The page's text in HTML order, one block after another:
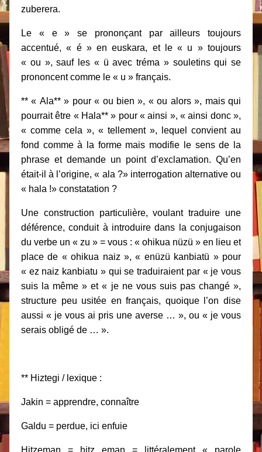
zuberera.
Le « e » se prononçant par ailleurs toujours
accentué, « é » en euskara, et le « u » toujours
« ou », sauf les « ü avec tréma » souletins qui se
prononcent comme le « u » français.
** « Ala** » pour « ou bien », « ou alors », mais qui
pourrait être « Hala** » pour « ainsi », « ainsi donc »,
« comme cela », « tellement », lequel convient au
fond comme à la forme mais modifie le sens de la
phrase et demande un point d’exclamation. Qu’en
était-il à l’origine, « ala ?» interrogation alternative ou
« hala !» constatation ?
Une construction particulière, voulant traduire une
déférence, conduit à introduire dans la conjugaison
du verbe un « zu » = vous : « ohikua nüzü » en lieu et
place de « ohikua naiz », « enüzü kanbiatü » pour
« ez naiz kanbiatu » qui se traduiraient par « je vous
suis la même » et « je ne vous suis pas changé »,
structure peu usitée en français, quoique l’on dise
aussi « je vous ai pris une averse … », ou « je vous
serais obligé de … ».
** Hiztegi / lexique :
Jakin = apprendre, connaître
Galdu = perdue, ici enfuie
Hitzeman = hitz eman = littéralement « parole